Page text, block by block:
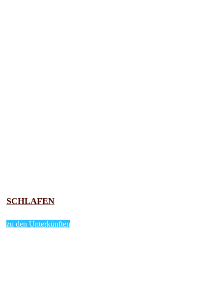
SCHLAFEN
zu den Unterkünften